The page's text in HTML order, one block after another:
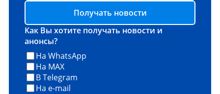
Получать новости
Как Вы хотите получать новости и
анонсы?
На WhatsApp
На MAX
В Telegram
На e-mail